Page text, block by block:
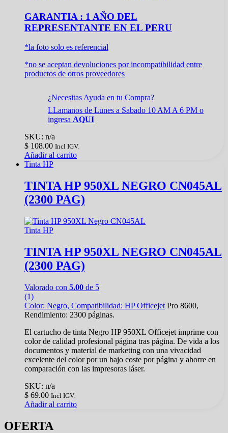
GARANTIA : 1 AÑO DEL
REPRESENTANTE EN EL PERU
*la foto solo es referencial
*no se aceptan devoluciones por incompatibilidad entre
productos de otros proveedores
¿Necesitas Ayuda en tu Compra?
LLamanos de Lunes a Sabado 10 AM A 6 PM o
ingresa AQUI
SKU: n/a
$ 108.00 Incl IGV.
Añadir al carrito
Tinta HP
TINTA HP 950XL NEGRO CN045AL
(2300 PAG)
Tinta HP
TINTA HP 950XL NEGRO CN045AL
(2300 PAG)
Valorado con 5.00 de 5
(1)
Color: Negro, Compatibilidad: HP Officejet Pro 8600,
Rendimiento: 2300 páginas.
El cartucho de tinta Negro HP 950XL Officejet imprime con
color de calidad profesional página tras página. De vida a los
documentos y material de marketing con una vivacidad
excelente del color por un bajo coste por página y ahorre en
comparación con las impresoras láser.
SKU: n/a
$ 69.00 Incl IGV.
Añadir al carrito
OFERTA